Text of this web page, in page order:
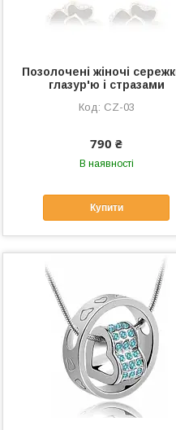
Позолочені жіночі
глазур'ю і стразами
CZ-03
790 ₴
В наявності
Купити